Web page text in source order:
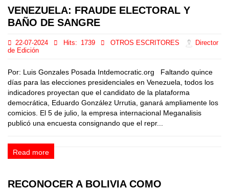
VENEZUELA: FRAUDE ELECTORAL Y
BAÑO DE SANGRE
22-07-2024 Hits: 1739 OTROS ESCRITORES
Director
de Edición
Por: Luis Gonzales Posada Intdemocratic.org Faltando quince
días para las elecciones presidenciales en Venezuela, todos los
indicadores proyectan que el candidato de la plataforma
democrática, Eduardo González Urrutia, ganará ampliamente los
comicios. El 5 de julio, la empresa internacional Meganalisis
publicó una encuesta consignando que el repr...
Read more
RECONOCER A BOLIVIA COMO